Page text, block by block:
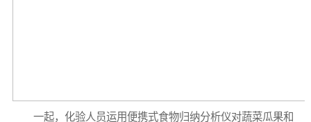
一起，化验人员运用便携式食物归纳分析仪对蔬菜瓜果和